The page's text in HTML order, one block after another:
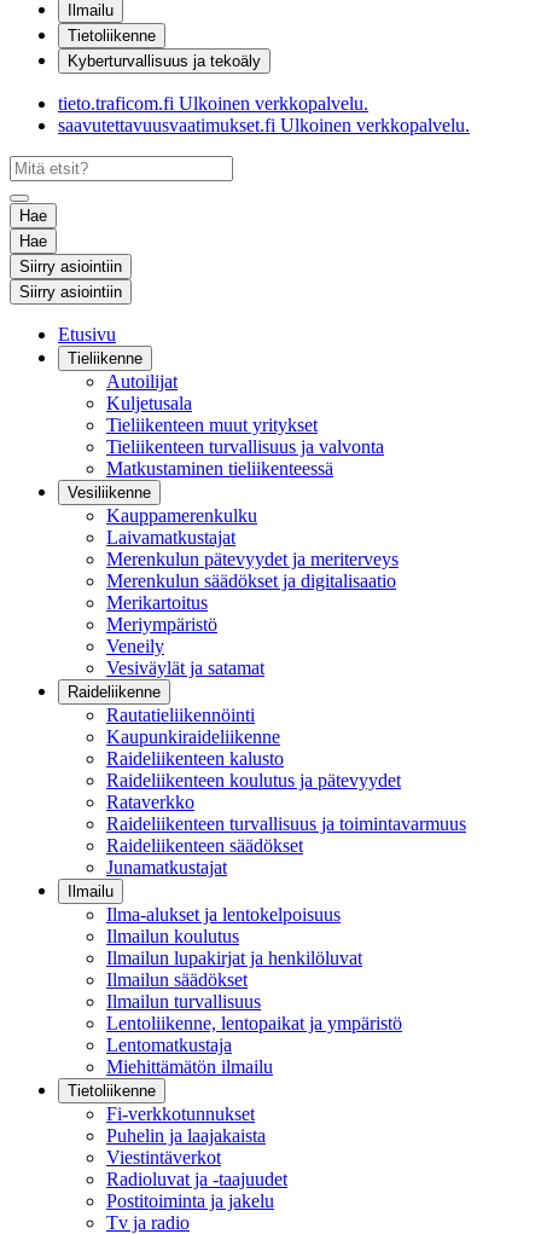
Ilmailu
Tietoliikenne
Kyberturvallisuus ja tekoäly
tieto.traficom.fi Ulkoinen verkkopalvelu.
saavutettavuusvaatimukset.fi Ulkoinen verkkopalvelu.
Hae
Hae
Siirry asiointiin
Siirry asiointiin
Etusivu
Tieliikenne
Autoilijat
Kuljetusala
Tieliikenteen muut yritykset
Tieliikenteen turvallisuus ja valvonta
Matkustaminen tieliikenteessä
Vesiliikenne
Kauppamerenkulku
Laivamatkustajat
Merenkulun pätevyydet ja meriterveys
Merenkulun säädökset ja digitalisaatio
Merikartoitus
Meriympäristö
Veneily
Vesiväylät ja satamat
Raideliikenne
Rautatieliikennöinti
Kaupunkiraideliikenne
Raideliikenteen kalusto
Raideliikenteen koulutus ja pätevyydet
Rataverkko
Raideliikenteen turvallisuus ja toimintavarmuus
Raideliikenteen säädökset
Junamatkustajat
Ilmailu
Ilma-alukset ja lentokelpoisuus
Ilmailun koulutus
Ilmailun lupakirjat ja henkilöluvat
Ilmailun säädökset
Ilmailun turvallisuus
Lentoliikenne, lentopaikat ja ympäristö
Lentomatkustaja
Miehittämätön ilmailu
Tietoliikenne
Fi-verkkotunnukset
Puhelin ja laajakaista
Viestintäverkot
Radioluvat ja -taajuudet
Postitoiminta ja jakelu
Tv ja radio